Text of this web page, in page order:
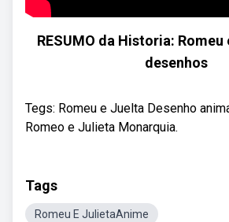
RESUMO da Historia:
desenhos
Tegs: Romeu e Juelta Desenho
Romeo e Julieta Monarquia.
Tags
Romeu E JulietaAnime